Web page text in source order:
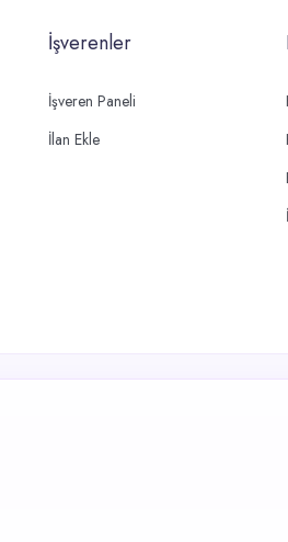
İşverenler
İşveren Paneli
İlan Ekle